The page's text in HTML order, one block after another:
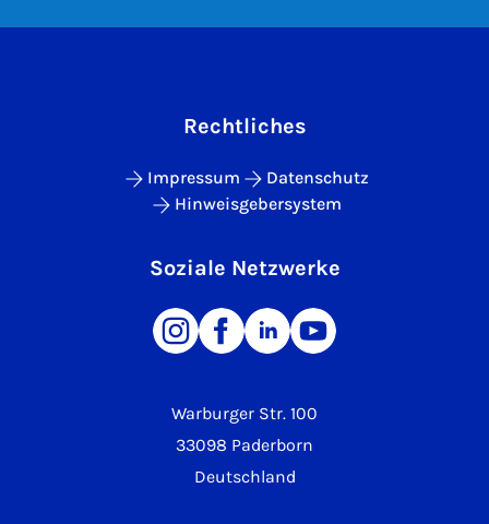
Warburger Str. 100
33098 Paderborn
Deutschland
Rechtliches
Impressum
Datenschutz
Hinweisgebersystem
Soziale Netzwerke